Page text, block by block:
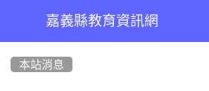
嘉義縣教育資訊網
本站消息